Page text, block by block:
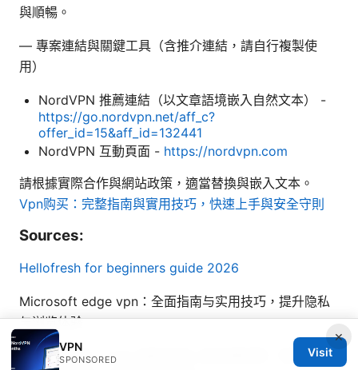
與順暢。
— 專案連結與關鍵工具（含推介連結，請自行複製使
用）
NordVPN 推薦連結（以文章語境嵌入自然文本） -
https://go.nordvpn.net/aff_c?
offer_id=15&aff_id=132441
NordVPN 互動頁面 - https://nordvpn.com
請根據實際合作與網站政策，適當替換與嵌入文本。
Vpn购买：完整指南與實用技巧，快速上手與安全守則
Sources:
Hellofresh for beginners guide 2026
Microsoft edge vpn：全面指南与实用技巧，提升隐私
与浏览体验
Esim 卡出國：2026 最新旅遊上網必備攻略｜電信方
×
VPN
SPONSORED
Visit